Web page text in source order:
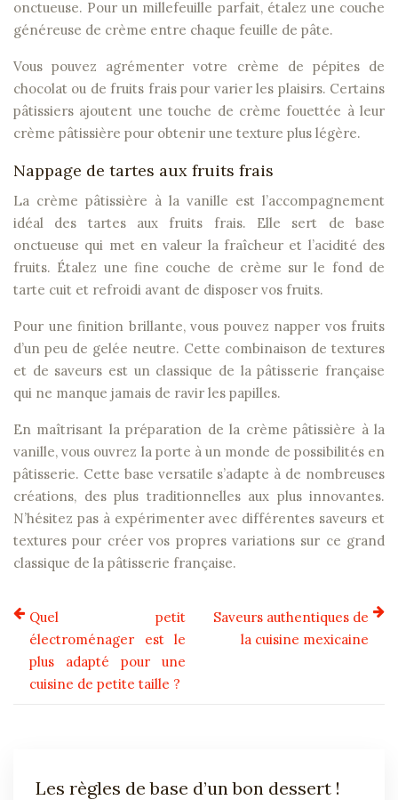
onctueuse. Pour un millefeuille parfait, étalez une couche
généreuse de crème entre chaque feuille de pâte.
Vous pouvez agrémenter votre crème de pépites de
chocolat ou de fruits frais pour varier les plaisirs. Certains
pâtissiers ajoutent une touche de crème fouettée à leur
crème pâtissière pour obtenir une texture plus légère.
Nappage de tartes aux fruits frais
La crème pâtissière à la vanille est l’accompagnement
idéal des tartes aux fruits frais. Elle sert de base
onctueuse qui met en valeur la fraîcheur et l’acidité des
fruits. Étalez une fine couche de crème sur le fond de
tarte cuit et refroidi avant de disposer vos fruits.
Pour une finition brillante, vous pouvez napper vos fruits
d’un peu de gelée neutre. Cette combinaison de textures
et de saveurs est un classique de la pâtisserie française
qui ne manque jamais de ravir les papilles.
En maîtrisant la préparation de la crème pâtissière à la
vanille, vous ouvrez la porte à un monde de possibilités en
pâtisserie. Cette base versatile s’adapte à de nombreuses
créations, des plus traditionnelles aux plus innovantes.
N’hésitez pas à expérimenter avec différentes saveurs et
textures pour créer vos propres variations sur ce grand
classique de la pâtisserie française.
Quel petit
électroménager est le
plus adapté pour une
cuisine de petite taille ?
Saveurs authentiques de
la cuisine mexicaine
Les règles de base d’un bon dessert !